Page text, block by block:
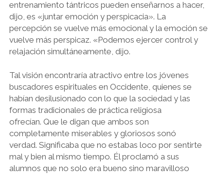
entrenamiento tántricos pueden enseñarnos a hacer,
dijo, es «juntar emoción y perspicacia». La
percepción se vuelve más emocional y la emoción se
vuelve más perspicaz. «Podemos ejercer control y
relajación simultáneamente, dijo.
Tal visión encontraría atractivo entre los jóvenes
buscadores espirituales en Occidente, quienes se
habían desilusionado con lo que la sociedad y las
formas tradicionales de práctica religiosa
ofrecían. Que le digan que ambos son
completamente miserables y gloriosos sonó
verdad. Significaba que no estabas loco por sentirte
mal y bien al mismo tiempo. Él proclamó a sus
alumnos que no solo era bueno sino maravilloso